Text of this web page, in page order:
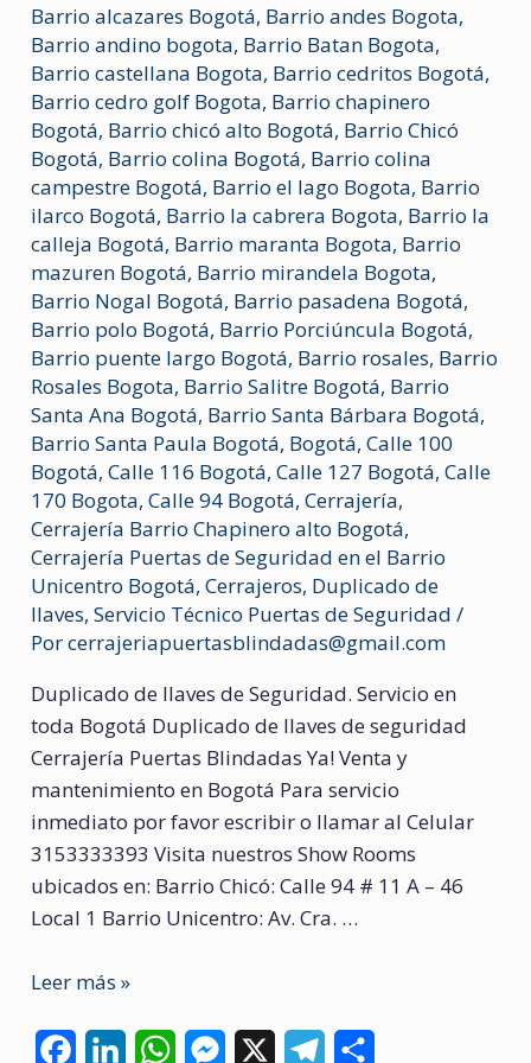
Barrio alcazares Bogotá, Barrio andes Bogota,
Barrio andino bogota, Barrio Batan Bogota,
Barrio castellana Bogota, Barrio cedritos Bogotá,
Barrio cedro golf Bogota, Barrio chapinero
Bogotá, Barrio chicó alto Bogotá, Barrio Chicó
Bogotá, Barrio colina Bogotá, Barrio colina
campestre Bogotá, Barrio el lago Bogota, Barrio
ilarco Bogotá, Barrio la cabrera Bogota, Barrio la
calleja Bogotá, Barrio maranta Bogota, Barrio
mazuren Bogotá, Barrio mirandela Bogota,
Barrio Nogal Bogotá, Barrio pasadena Bogotá,
Barrio polo Bogotá, Barrio Porciúncula Bogotá,
Barrio puente largo Bogotá, Barrio rosales, Barrio
Rosales Bogota, Barrio Salitre Bogotá, Barrio
Santa Ana Bogotá, Barrio Santa Bárbara Bogotá,
Barrio Santa Paula Bogotá, Bogotá,Calle 100
Bogotá,Calle 116 Bogotá,Calle 127 Bogotá,Calle
170 Bogota,Calle 94 Bogotá,Cerrajería,
Cerrajería Barrio Chapinero alto Bogotá,
Cerrajería Puertas de Seguridad en el Barrio
Unicentro Bogotá,Cerrajeros, Duplicado de
llaves,Servicio Técnico Puertas de Seguridad /
Porcerrajeriapuertasblindadas@gmail.com
Duplicado de llaves de Seguridad. Servicio en
toda Bogotá Duplicado de llaves de seguridad
Cerrajería Puertas Blindadas Ya! Venta y
mantenimiento en Bogotá Para servicio
inmediato por favor escribir o llamar al Celular
3153333393 Visita nuestros Show Rooms
ubicados en: Barrio Chicó: Calle 94 # 11 A – 46
Local 1 Barrio Unicentro: Av. Cra. …
Duplicado
llaves
Leer más »
W
M